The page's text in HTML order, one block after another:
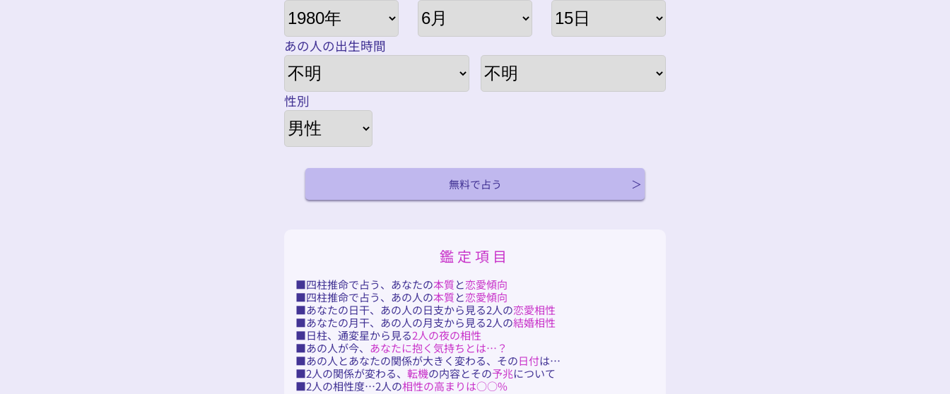
あの人の出生時間
性別
無料で占う
鑑定項目
四柱推命で占う、あなたの本質と恋愛傾向
四柱推命で占う、あの人の本質と恋愛傾向
あなたの日干、あの人の日支から見る2人の恋愛相性
あなたの月干、あの人の月支から見る2人の結婚相性
日柱、通変星から見る2人の夜の相性
あの人が今、 あなたに抱く気持ちとは…？
あの人とあなたの関係が大きく変わる、その日付は…
2人の関係が変わる、転機の内容とその予兆について
2人の相性度…2人の相性の高まりは○○%